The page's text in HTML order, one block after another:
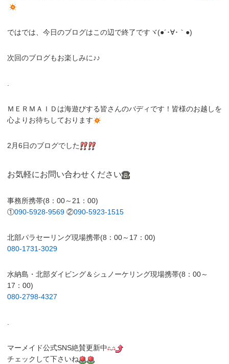
ではでは、今日のブログはこの辺で終了ですヾ(●´･∀･｀●)
次回のブログもお楽しみに♪♪
ＭＥＲＭＡＩＤは海遊びする皆さんのバディです！皆様のお越しを
心よりお待ちしております
2月6日のブログでした
お気軽にお問い合わせください
事務所携帯(8：00～21：00)
①090-5928-9569 ②090-5923-1515
北部パラセーリング現場携帯(8：00～17：00)
080-1731-3029
水納島・北部ダイビング＆シュノーケリング現場携帯(8：00～
17：00)
080-2798-4327
.
マーメイド公式SNS絶賛更新中
チェックして下さいね